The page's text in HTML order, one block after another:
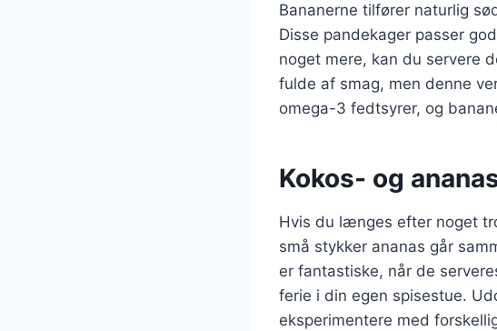
Bananerne tilfører naturlig
Disse pandekager passer
noget mere, kan du servere
fulde af smag, men denne
omega-3 fedtsyrer, og
Kokos- og
Hvis du længes efter noget
små stykker ananas går
er fantastiske, når de
ferie i din egen spisestue.
eksperimentere med